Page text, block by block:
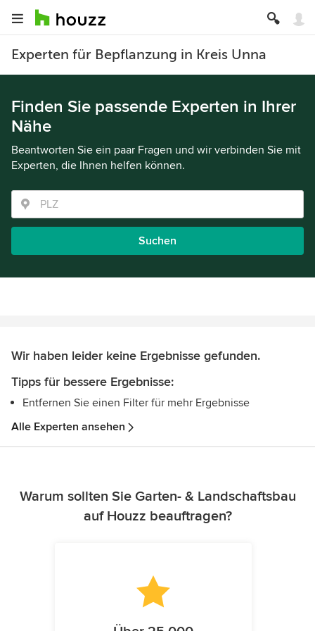
Experten für Bepflanzung in Kreis Unna
Finden Sie passende Experten in Ihrer
Nähe
Beantworten Sie ein paar Fragen und wir verbinden Sie mit
Experten, die Ihnen helfen können.
Suchen
Wir haben leider keine Ergebnisse gefunden.
Tipps für bessere Ergebnisse:
Entfernen Sie einen Filter für mehr Ergebnisse
Alle Experten ansehen
Warum sollten Sie Garten- & Landschaftsbau
auf Houzz beauftragen?